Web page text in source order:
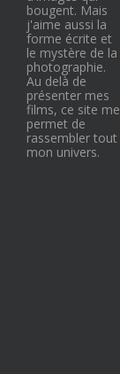
bougent. Mais
j'aime aussi la
forme écrite et
le mystère de la
photographie.
Au delà de
présenter mes
films, ce site me
permet de
rassembler tout
mon univers.